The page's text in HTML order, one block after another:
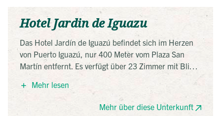
Hotel Jardin de Iguazu
Das Hotel Jardín de Iguazú befindet sich im Herzen
von Puerto Iguazú, nur 400 Meter vom Plaza San
Martín entfernt. Es verfügt über 23 Zimmer mit Blick
auf den Garten, ausgestattet mit Plasma-TV und
Minibar. Gäste können den Außenpool, den Whirlpool
und das tägliche Frühstück genießen.
Mehr lesen
Mehr über diese Unterkunft